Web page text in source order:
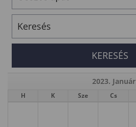
2023. Január
H K Sze Cs